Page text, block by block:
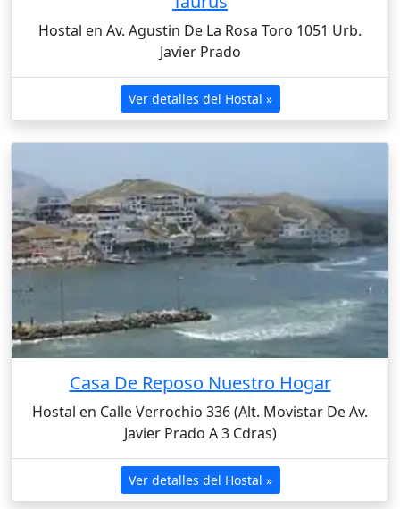
Hostal en Av. Agustin De La Rosa Toro 1051 Urb.
Javier Prado
Ver detalles del Hostal »
Casa De Reposo Nuestro Hogar
Hostal en Calle Verrochio 336 (Alt. Movistar De Av.
Javier Prado A 3 Cdras)
Ver detalles del Hostal »